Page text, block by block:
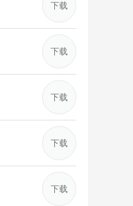
下载
下载
下载
下载
下载